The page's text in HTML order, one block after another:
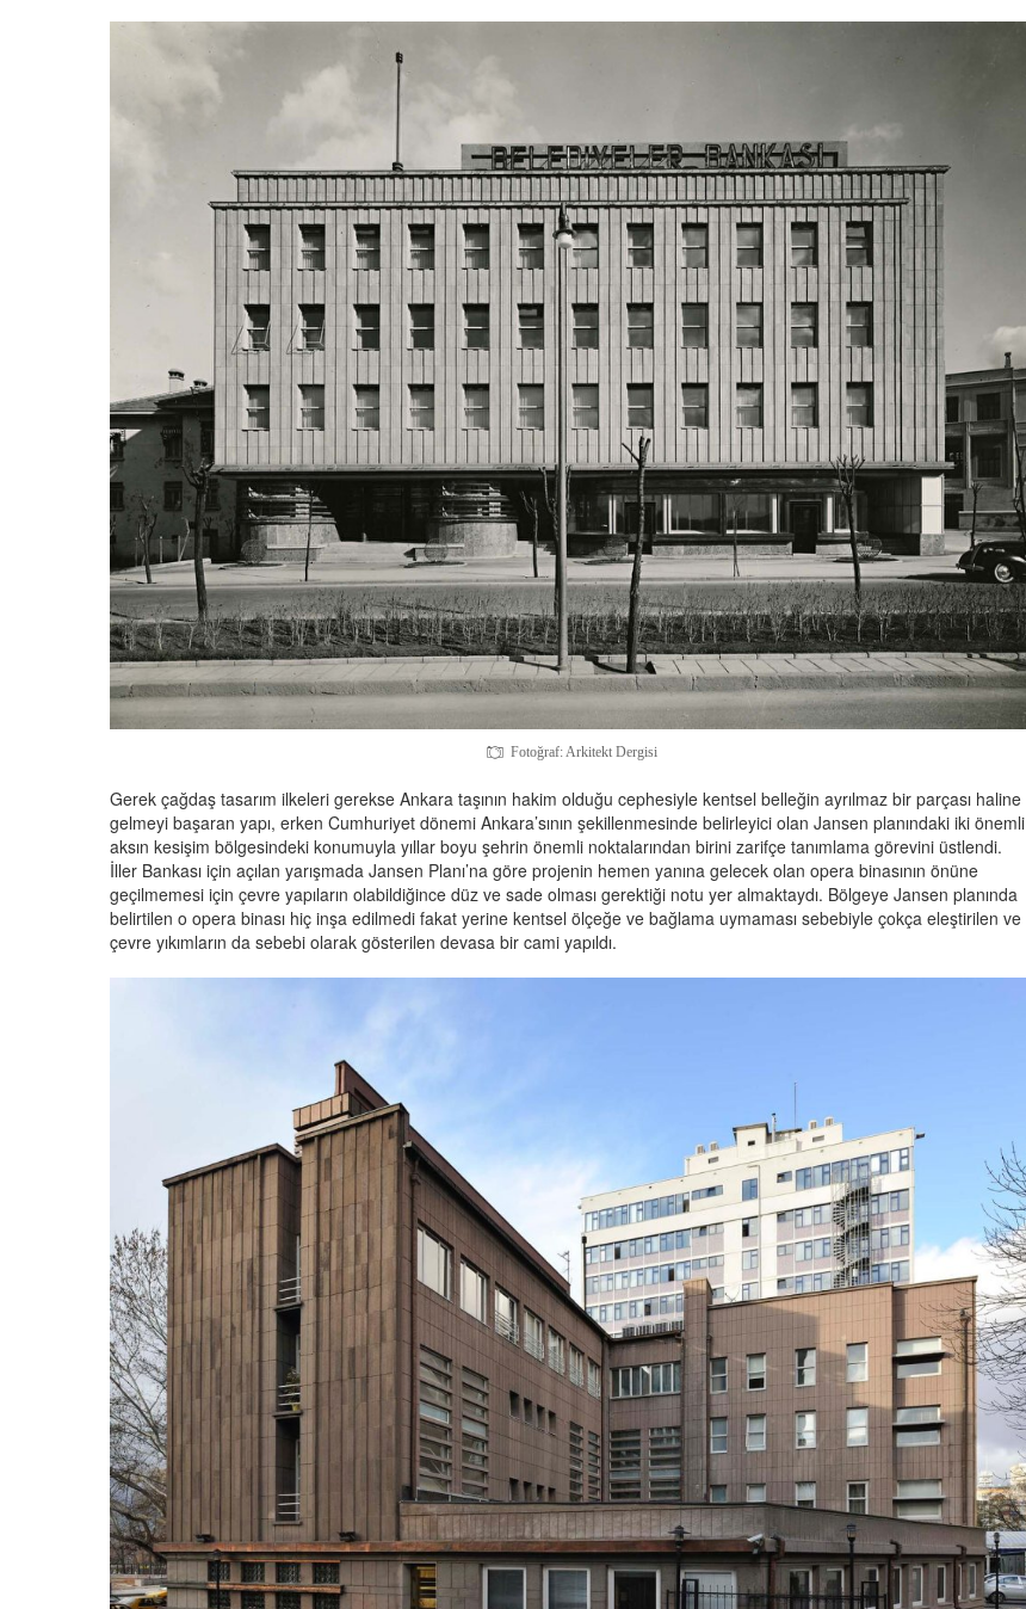
Fotoğraf: Arkitekt Dergisi
Gerek çağdaş tasarım ilkeleri gerekse Ankara taşının hakim olduğu cephesiyle kentsel belleğin ayrılmaz bir parçası haline
gelmeyi başaran yapı, erken Cumhuriyet dönemi Ankara’sının şekillenmesinde belirleyici olan Jansen planındaki iki önemli
aksın kesişim bölgesindeki konumuyla yıllar boyu şehrin önemli noktalarından birini zarifçe tanımlama görevini üstlendi.
İller Bankası için açılan yarışmada Jansen Planı’na göre projenin hemen yanına gelecek olan opera binasının önüne
geçilmemesi için çevre yapıların olabildiğince düz ve sade olması gerektiği notu yer almaktaydı. Bölgeye Jansen planında
belirtilen o opera binası hiç inşa edilmedi fakat yerine kentsel ölçeğe ve bağlama uymaması sebebiyle çokça eleştirilen ve
çevre yıkımların da sebebi olarak gösterilen devasa bir cami yapıldı.